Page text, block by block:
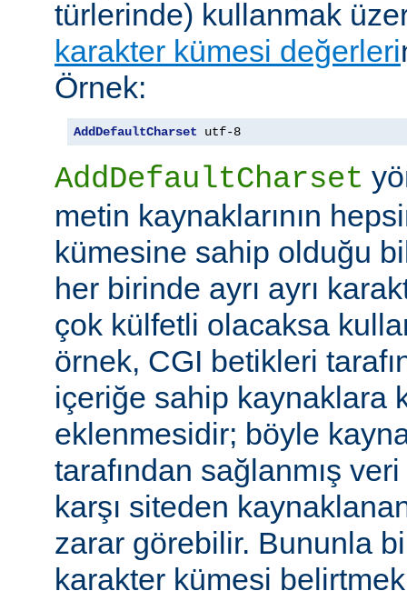
türlerinde) kullanmak
karakter kümesi değerleri
Örnek:
AddDefaultCharset utf-8
AddDefaultCharset
metin kaynaklarının
kümesine sahip olduğu
her birinde ayrı ayrı
çok külfetli olacaksa
örnek, CGI betikleri
içeriğe sahip kaynaklara
eklenmesidir; böyle
tarafından sağlanmış
karşı siteden
zarar görebilir. Bununla
karakter kümesi